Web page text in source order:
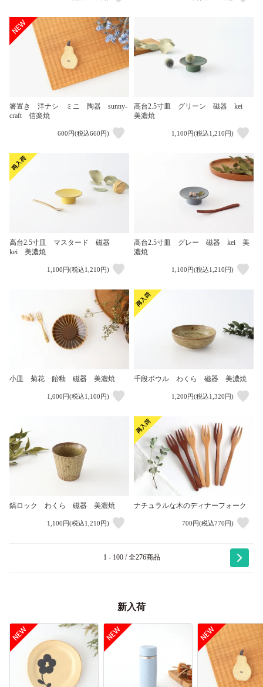
箸置き 洋ナシ ミニ 陶器 sunny-
craft 信楽焼
600円(税込660円)
高台2.5寸皿 グリーン 磁器 kei
美濃焼
1,100円(税込1,210円)
高台2.5寸皿 マスタード 磁器
kei 美濃焼
1,100円(税込1,210円)
高台2.5寸皿 グレー 磁器 kei 美
濃焼
1,100円(税込1,210円)
小皿 菊花 飴釉 磁器 美濃焼
1,000円(税込1,100円)
千段ボウル わくら 磁器 美濃焼
1,200円(税込1,320円)
鎬ロック わくら 磁器 美濃焼
1,100円(税込1,210円)
ナチュラルな木のディナーフォーク
700円(税込770円)
1 - 100 / 全276商品
新入荷